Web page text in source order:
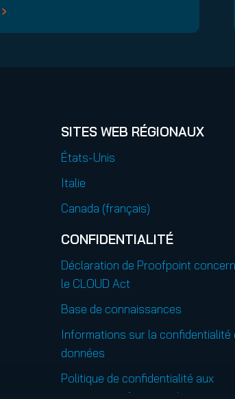
SITES WEB RÉGIONAUX
États-Unis
Italie
Canada (français)
CONFIDENTIALITÉ
Déclaration de Proofpoint
le CLOUD Act
Base de connaissances
Informations sur la confidentialité
données
Politique de confidentialité aux